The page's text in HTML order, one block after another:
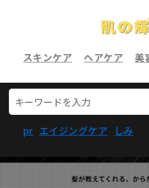
スキンケア ヘアケア 美
pr エイジングケア しみ